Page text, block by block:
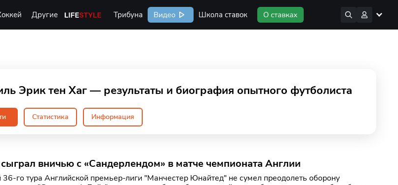
Другие Life Style Трибуна Видео Школа ставок
Эрик тен Хаг — результаты и биография опытного футболиста
Статистика Информация
вничью с «Сандерлендом» в матче чемпионата Англии
го тура Английской премьер-лиги "Манчестер Юнайтед" не сумел преодолеть оборону